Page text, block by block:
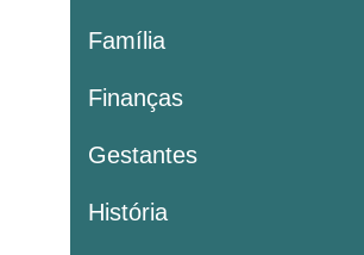
Família
Finanças
Gestantes
História